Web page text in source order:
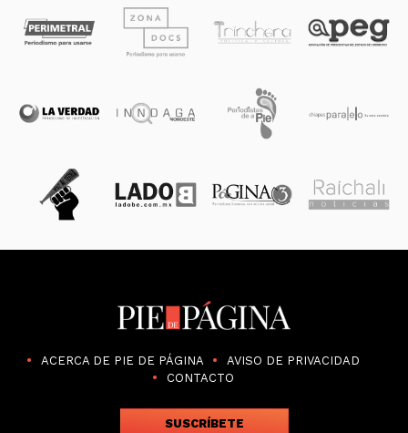
ACERCA DE PIE DE PÁGINA
AVISO DE PRIVACIDAD
CONTACTO
SUSCRÍBETE